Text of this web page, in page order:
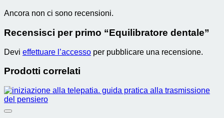
Ancora non ci sono recensioni.
Recensisci per primo “Equilibratore dentale”
Devi effettuare l’accesso per pubblicare una recensione.
Prodotti correlati